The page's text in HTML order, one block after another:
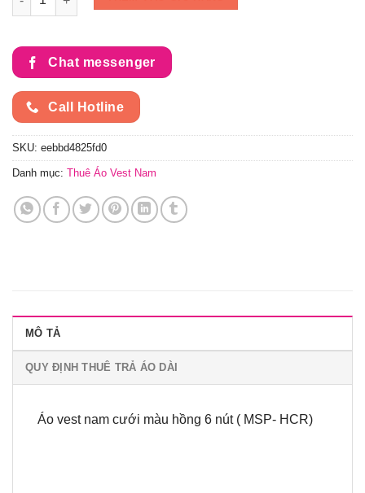
Chat messenger
Call Hotline
SKU: eebbd4825fd0
Danh mục: Thuê Áo Vest Nam
MÔ TẢ
QUY ĐỊNH THUÊ TRẢ ÁO DÀI
Áo vest nam cưới màu hồng 6 nút ( MSP- HCR)